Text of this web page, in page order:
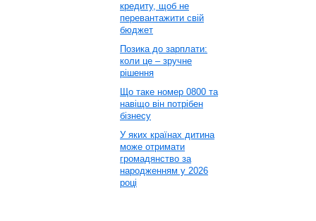
кредиту, щоб не
перевантажити свій
бюджет
Позика до зарплати:
коли це – зручне
рішення
Що таке номер 0800 та
навіщо він потрібен
бізнесу
У яких країнах дитина
може отримати
громадянство за
народженням у 2026
році